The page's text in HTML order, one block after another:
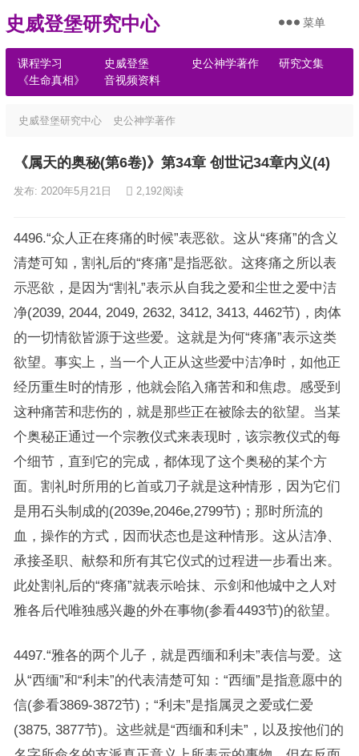
史威登堡研究中心
课程学习 史威登堡 史公神学著作
研究文集
《生命真相》
音视频资料
菜单
史威登堡研究中心 史公神学著作
《属天的奥秘(第6卷)》第34章 创世记34章内义(4)
发布: 2020年5月21日 2,192阅读
4496.“众人正在疼痛的时候”表恶欲。这从“疼痛”的含义
清楚可知，割礼后的“疼痛”是指恶欲。这疼痛之所以表
示恶欲，是因为“割礼”表示从自我之爱和尘世之爱中洁
净(2039, 2044, 2049, 2632, 3412, 3413, 4462节)，肉体
的一切情欲皆源于这些爱。这就是为何“疼痛”表示这类
欲望。事实上，当一个人正从这些爱中洁净时，如他正
经历重生时的情形，他就会陷入痛苦和和焦虑。感受到
这种痛苦和悲伤的，就是那些正在被除去的欲望。当某
个奥秘正通过一个宗教仪式来表现时，该宗教仪式的每
个细节，直到它的完成，都体现了这个奥秘的某个方
面。割礼时所用的匕首或刀子就是这种情形，因为它们
是用石头制成的(2039e,2046e,2799节)；那时所流的
血，操作的方式，因而状态也是这种情形。这从洁净、
承接圣职、献祭和所有其它仪式的过程进一步看出来。
此处割礼后的“疼痛”就表示哈抹、示剑和他城中之人对
雅各后代唯独感兴趣的外在事物(参看4493节)的欲望。
4497.“雅各的两个儿子，就是西缅和利未”表信与爱。这
从“西缅”和“利未”的代表清楚可知：“西缅”是指意愿中的
信(参看3869-3872节)；“利未”是指属灵之爱或仁爱
(3875, 3877节)。这些就是“西缅和利未”，以及按他们的